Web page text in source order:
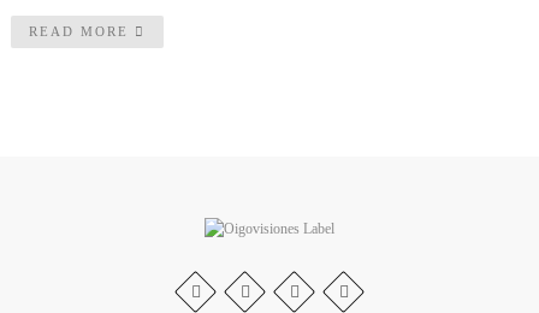
READ MORE